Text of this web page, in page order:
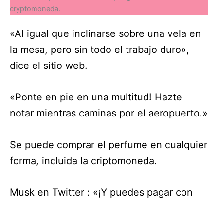
cryptomoneda.
«Al igual que inclinarse sobre una vela en
la mesa, pero sin todo el trabajo duro»,
dice el sitio web.
«Ponte en pie en una multitud! Hazte
notar mientras caminas por el aeropuerto.»
Se puede comprar el perfume en cualquier
forma, incluida la criptomoneda.
Musk en Twitter : «¡Y puedes pagar con